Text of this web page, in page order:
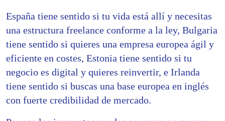
España tiene sentido si tu vida está allí y necesitas
una estructura freelance conforme a la ley, Bulgaria
tiene sentido si quieres una empresa europea ágil y
eficiente en costes, Estonia tiene sentido si tu
negocio es digital y quieres reinvertir, e Irlanda
tiene sentido si buscas una base europea en inglés
con fuerte credibilidad de mercado.